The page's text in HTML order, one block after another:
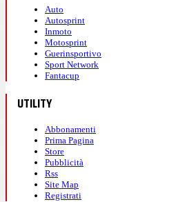
Auto
Autosprint
Inmoto
Motosprint
Guerinsportivo
Sport Network
Fantacup
UTILITY
Abbonamenti
Prima Pagina
Store
Pubblicità
Rss
Site Map
Registrati